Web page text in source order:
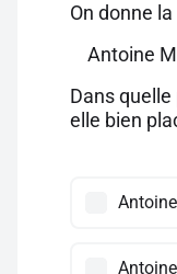
On donne
Antoine
Dans
elle bien